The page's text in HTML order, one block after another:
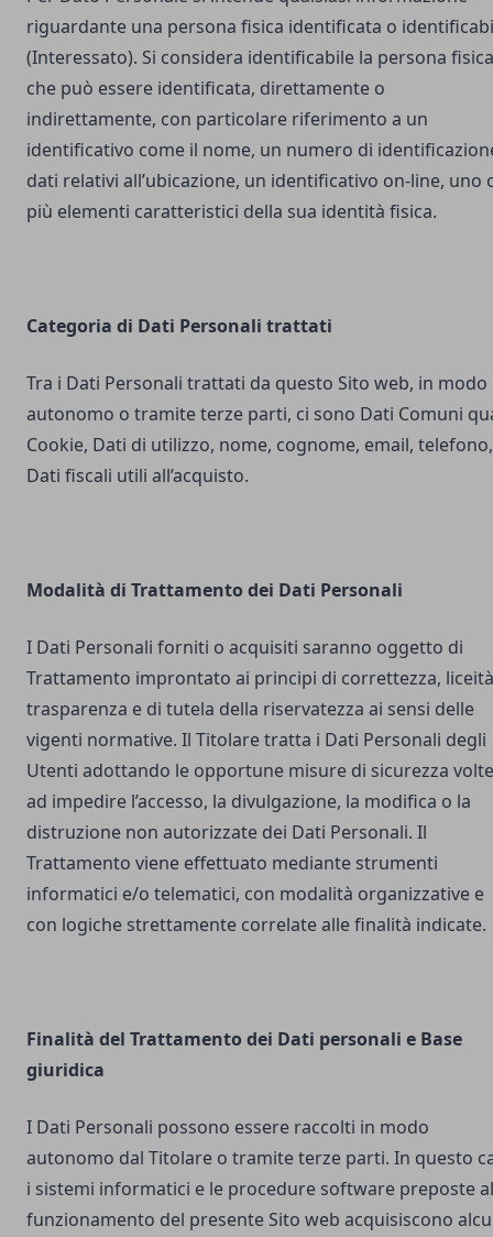
riguardante una persona fisica identificata o
(Interessato). Si considera identificabile la persona fisica
che può essere identificata, direttamente o
indirettamente, con particolare riferimento a un
identificativo come il nome, un numero di
dati relativi all’ubicazione, un identificativo on-line, uno
più elementi caratteristici della sua identità fisica.
Categoria di Dati Personali trattati
Tra i Dati Personali trattati da questo Sito web, in modo
autonomo o tramite terze parti, ci sono Dati Comuni
Cookie, Dati di utilizzo, nome, cognome, email, telefono,
Dati fiscali utili all’acquisto.
Modalità di Trattamento dei Dati Personali
I Dati Personali forniti o acquisiti saranno oggetto di
Trattamento improntato ai principi di correttezza,
trasparenza e di tutela della riservatezza ai sensi delle
vigenti normative. Il Titolare tratta i Dati Personali degli
Utenti adottando le opportune misure di sicurezza volte
ad impedire l’accesso, la divulgazione, la modifica o la
distruzione non autorizzate dei Dati Personali. Il
Trattamento viene effettuato mediante strumenti
informatici e/o telematici, con modalità organizzative e
con logiche strettamente correlate alle finalità indicate.
Finalità del Trattamento dei Dati personali e Base
giuridica
I Dati Personali possono essere raccolti in modo
autonomo dal Titolare o tramite terze parti. In questo
i sistemi informatici e le procedure software preposte al
funzionamento del presente Sito web acquisiscono